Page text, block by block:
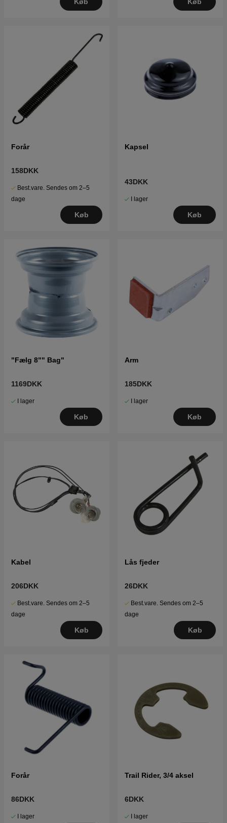
Køb Køb
Forår
158DKK
Best.vare. Sendes om 2–5
dage
Køb
Kapsel
43DKK
I lager
Køb
"Fælg 8"" Bag"
1169DKK
I lager
Køb
Arm
185DKK
I lager
Køb
Kabel
206DKK
Best.vare. Sendes om 2–5
dage
Køb
Lås fjeder
26DKK
Best.vare. Sendes om 2–5
dage
Køb
Forår
86DKK
I lager
Trail Rider, 3/4 aksel
6DKK
I lager